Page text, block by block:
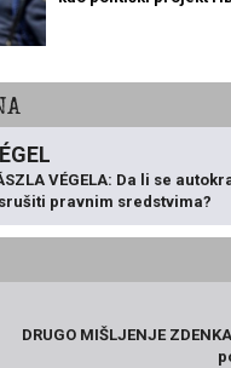
VÉGELA: Da li se
pravnim sredstvima?
DRUGO MIŠLJENJE